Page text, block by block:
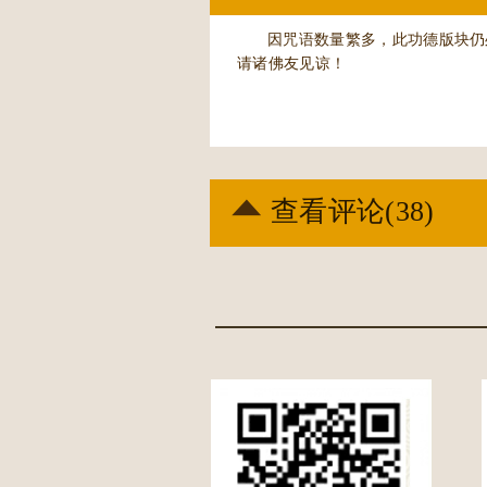
因咒语数量繁多，此功德版块
请诸佛友见谅！
查看评论(38)